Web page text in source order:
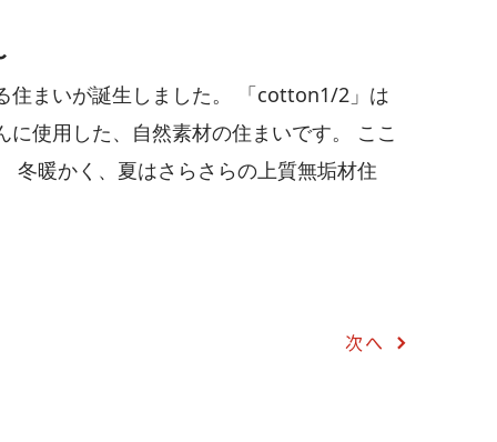
住まいが誕生しました。 「cotton1/2」は
使用した、自然素材の住まいです。 ここ
冬暖かく、夏はさらさらの上質無垢材住
次へ